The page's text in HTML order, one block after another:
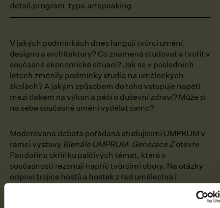
detail.program_type.artspeaking
V jakých podmínkách dnes fungují tvůrci umění,
designu a architektury? Co znamená studovat a tvořit v
současné ekonomické situaci? Jak se v posledních
letech změnily podmínky studia na uměleckých
školách? A jakým způsobem do toho vstupuje napětí
mezi tlakem na výkon a péčí o duševní zdraví? Může si
na sebe současné umění vydělat samo?
Moderovaná debata pořádaná studujícími UMPRUM v
rámci výstavy Bienále UMPRUM: Generace Zotevře
Pandořinu skříňku palčivých témat, která v
současnosti rezonují napříč tvůrčími obory. Na otázky
odpoví trojice hostů a hostek z řad umělectva i